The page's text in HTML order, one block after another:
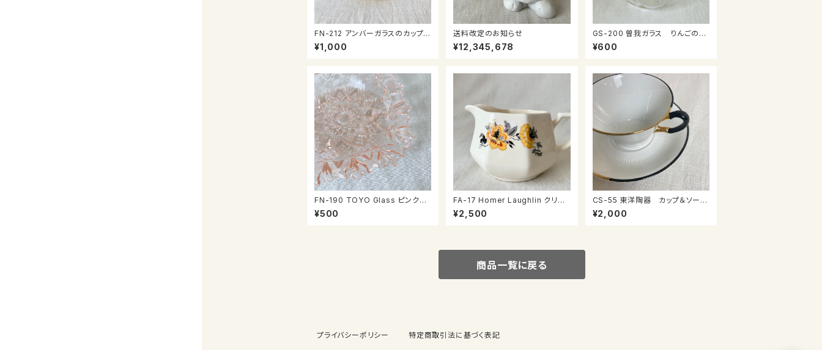
FN-212 アンバーガラスのカップ＆
ソーサー
¥1,000
送料改定のお知らせ
¥12,345,678
GS-200 曽我ガラス りんごの小
鉢
¥600
FN-190 TOYO Glass ピンクの
お皿
¥500
FA-17 Homer Laughlin クリー
マー
¥2,500
CS-55 東洋陶器 カップ＆ソーサ
ー
¥2,000
商品一覧に戻る
プライバシーポリシー 特定商取引法に基づく表記